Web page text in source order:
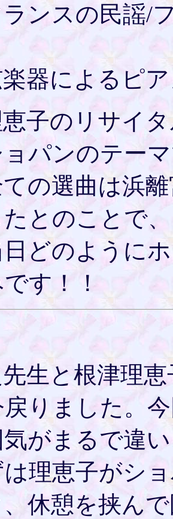
の民謡/フ
によるピア
子のリサイ
パンのテー
の選曲は浜
とのことで
どのように
す！！
生と根津理
りました。
気がまるで違
理恵子がシ
休憩を挟ん